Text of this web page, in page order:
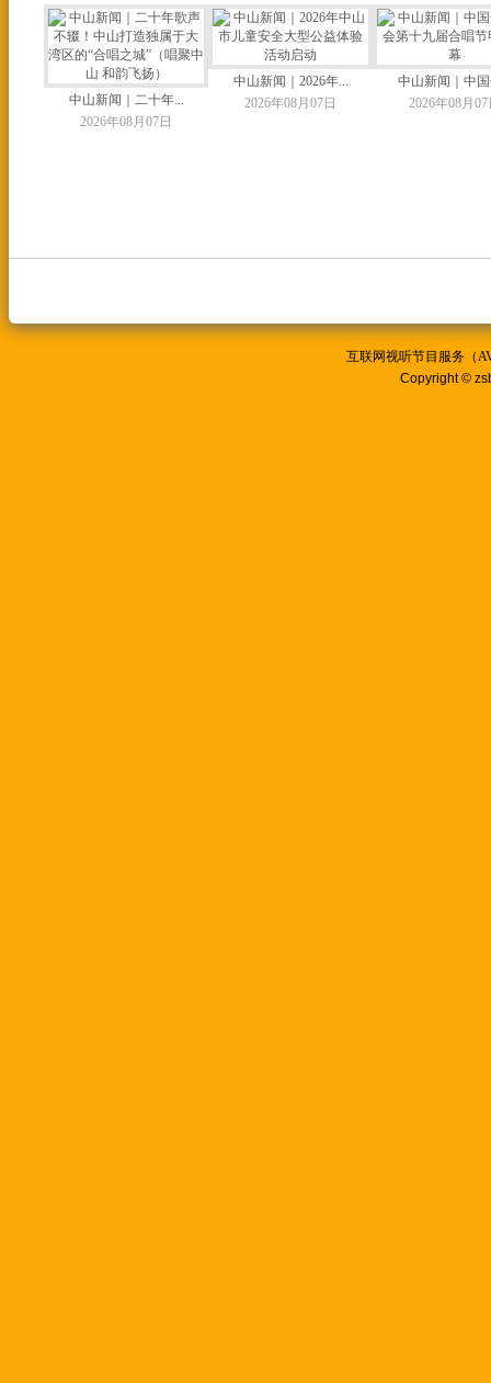
中山新闻｜二十年...
2026年08月07日
中山新闻｜2026年...
2026年08月07日
中山新闻｜中
2026年08月07
互联网视听节目服务（
Copyright ©